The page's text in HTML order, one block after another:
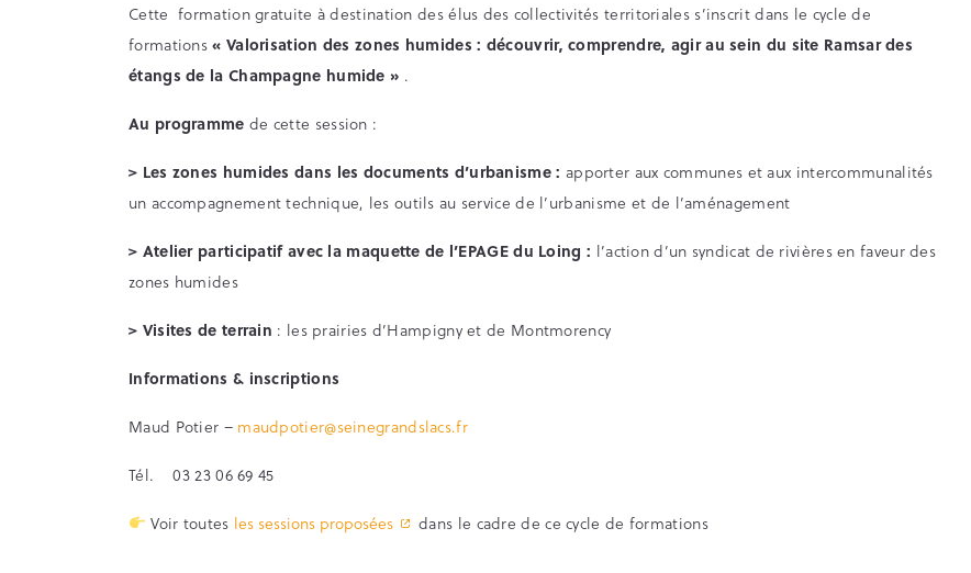
Cette formation gratuite à destination des élus des collectivités territoriales s’inscrit dans le cycle de
formations« Valorisation des zones humides : découvrir, comprendre, agir au sein du site Ramsar des
étangs de la Champagne humide » .
Au programme de cette session :
> Les zones humides dans les documents d’urbanisme : apporter aux communes et aux intercommunalités
un accompagnement technique, les outils au service de l’urbanisme et de l’aménagement
> Atelier participatif avec la maquette de l’EPAGE du Loing : l’action d’un syndicat de rivières en faveur des
zones humides
> Visites de terrain : les prairies d’Hampigny et de Montmorency
Informations & inscriptions
Maud Potier – maudpotier@seinegrandslacs.fr
Tél. 03 23 06 69 45
Voir toutes les sessions proposées dans le cadre de ce cycle de formations